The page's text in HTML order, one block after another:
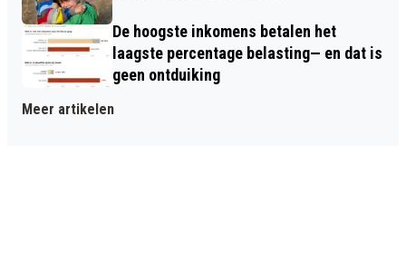
De hoogste inkomens betalen het
laagste percentage belasting— en dat is
geen ontduiking
Meer artikelen